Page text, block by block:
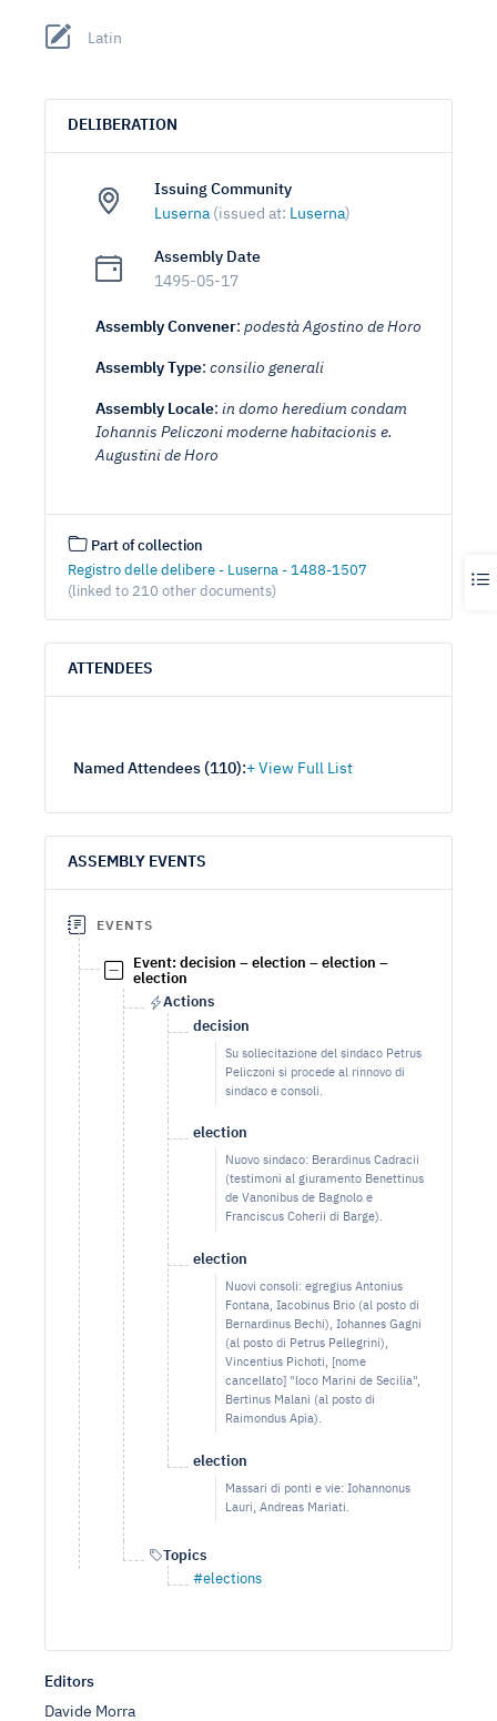
Latin
DELIBERATION
Issuing Community
Luserna (issued at: Luserna)
Assembly Date
1495-05-17
Assembly Convener: podestà Agostino de Horo
Assembly Type: consilio generali
Assembly Locale: in domo heredium condam
Iohannis Peliczoni moderne habitacionis e.
Augustini de Horo
Part of collection
Registro delle delibere - Luserna - 1488-1507
(linked to 210 other documents)
ATTENDEES
Named Attendees (110):
ASSEMBLY EVENTS
EVENTS
Event: decision – election – election –
election
Actions
decision
Su sollecitazione del sindaco Petrus
Peliczoni si procede al rinnovo di
sindaco e consoli.
election
Nuovo sindaco: Berardinus Cadracii
(testimoni al giuramento Benettinus
de Vanonibus de Bagnolo e
Franciscus Coherii di Barge).
election
Nuovi consoli: egregius Antonius
Fontana, Iacobinus Brio (al posto di
Bernardinus Bechi), Iohannes Gagni
(al posto di Petrus Pellegrini),
Vincentius Pichoti, [nome
cancellato] "loco Marini de Secilia",
Bertinus Malani (al posto di
Raimondus Apia).
election
Massari di ponti e vie: Iohannonus
Lauri, Andreas Mariati.
Topics
#elections
Editors
Davide Morra